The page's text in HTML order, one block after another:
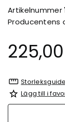
Artikelnummer
Producentens
Storleksguide
Lägg till i